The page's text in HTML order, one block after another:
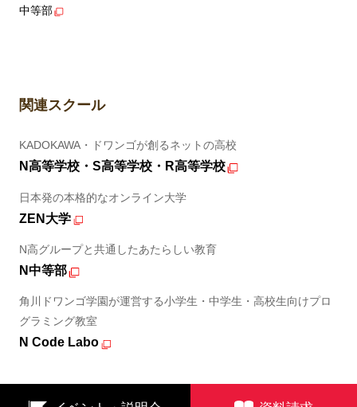
中等部
関連スクール
KADOKAWA・ドワンゴが創るネットの高校
N高等学校・S高等学校・R高等学校
日本発の本格的なオンライン大学
ZEN大学
N高グループと共通したあたらしい教育
N中等部
角川ドワンゴ学園が運営する小学生・中学生・高校生向けプロ
グラミング教室
N Code Labo